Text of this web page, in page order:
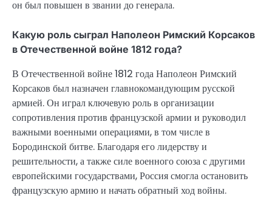
он был повышен в звании до генерала.
Какую роль сыграл Наполеон Римский Корсаков
в Отечественной войне 1812 года?
В Отечественной войне 1812 года Наполеон Римский
Корсаков был назначен главнокомандующим русской
армией. Он играл ключевую роль в организации
сопротивления против французской армии и руководил
важными военными операциями, в том числе в
Бородинской битве. Благодаря его лидерству и
решительности, а также силе военного союза с другими
европейскими государствами, Россия смогла остановить
французскую армию и начать обратный ход войны.